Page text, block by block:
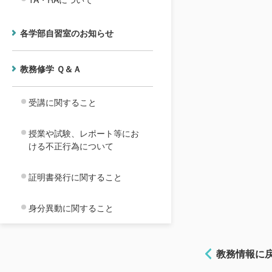
教務情報に
各学部自習室のお知らせ
教務修学 Ｑ＆Ａ
受講に関すること
授業や試験、レポート等にお
ける不正行為について
証明書発行に関すること
身分異動に関すること